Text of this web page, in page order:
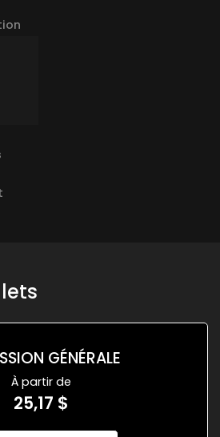
GÉNÉRALE
À partir de
25,17 $